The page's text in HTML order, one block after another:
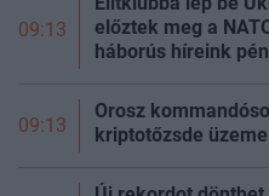
09:13
előztek meg a
háborús híreink
09:13
Orosz
kriptotőzsde